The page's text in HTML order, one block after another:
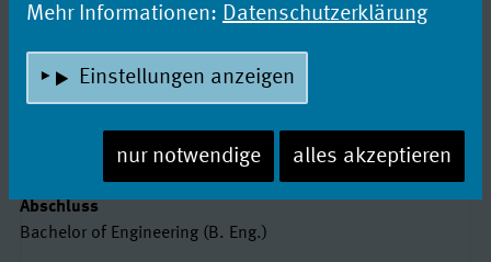
REGENERATIVE
ENERGIETECHNIK
Hochschule Nordhausen
Basisdaten
Abschluss
Bachelor of Engineering (B. Eng.)
Mehr Informationen: Datenschutzerklärung
Einstellungen anzeigen
nur notwendige alles akzeptieren